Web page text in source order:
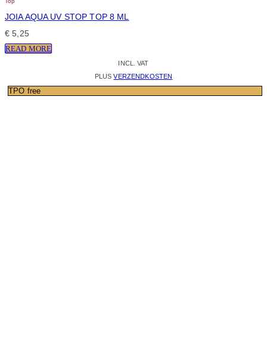
JOIA AQUA UV STOP TOP 8 ML
€ 5,25
READ MORE
INCL. VAT
PLUSVERZENDKOSTEN
TPO free